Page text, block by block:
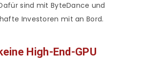
sind mit ByteDance und
Investoren mit an Bord.
High-End-GPU